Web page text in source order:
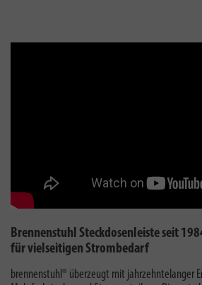
Brennenstuhl Steckdosenleiste seit
für vielseitigen Strombedarf
brennenstuhl® überzeugt mit jahrzehntelanger